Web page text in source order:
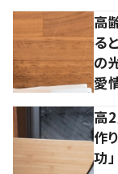
高
る
の
愛
高
作
功